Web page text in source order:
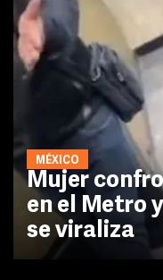
MÉXICO
Mujer
en el Metro
se viraliza